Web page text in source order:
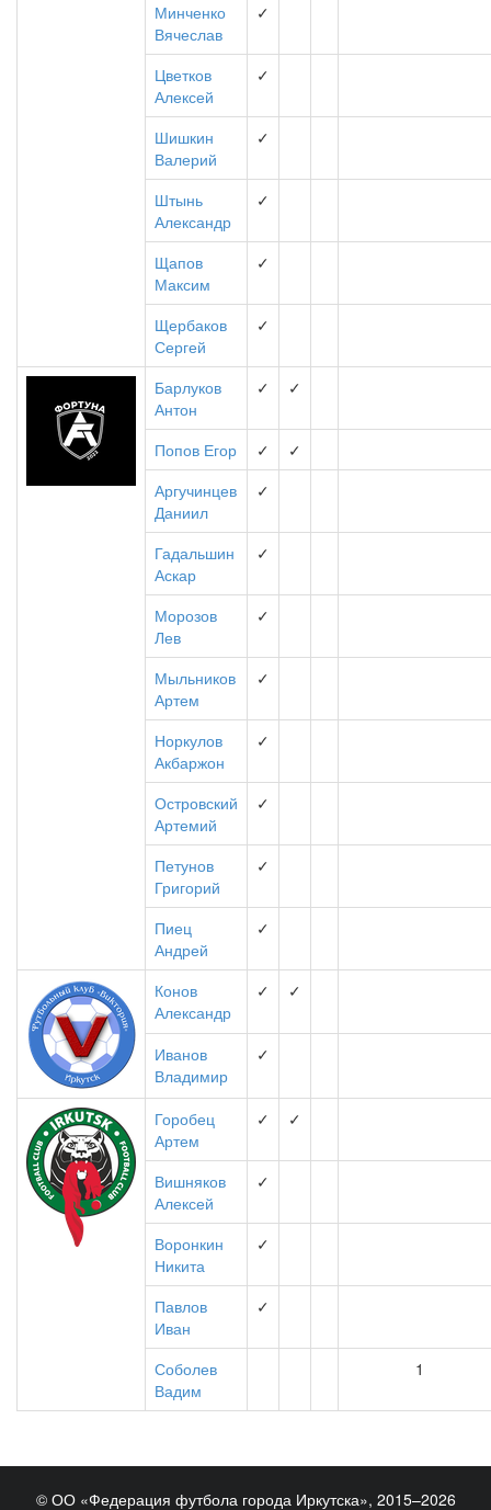
Минченко
Вячеслав
✓
Цветков
Алексей
✓
Шишкин
Валерий
✓
Штынь
Александр
✓
Щапов
Максим
✓
Щербаков
Сергей
✓
Барлуков
Антон
✓ ✓
Попов Егор ✓
✓
Аргучинцев
Даниил
✓
Гадальшин
Аскар
✓
Морозов
Лев
✓
Мыльников
Артем
✓
Норкулов
Акбаржон
✓
Островский
Артемий
✓
Петунов
Григорий
✓
Пиец
Андрей
✓
Конов
Александр
✓ ✓
Иванов
Владимир
✓
Горобец
Артем
✓ ✓
Вишняков
Алексей
✓
Воронкин
Никита
✓
Павлов
Иван
✓
Соболев
Вадим
1
© ОО «Федерация футбола города Иркутска», 2015–2026